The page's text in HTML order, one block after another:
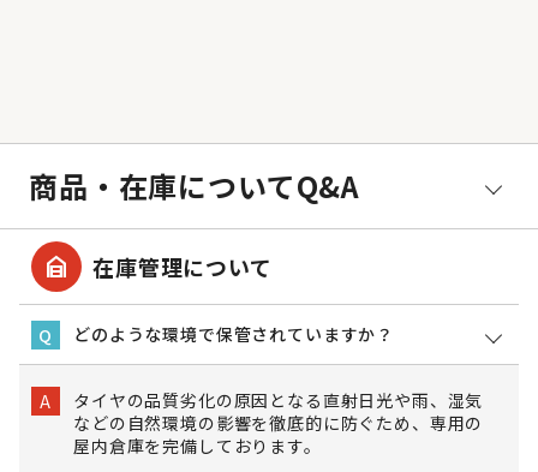
商品・在庫についてQ&A
garage_home 在庫管理について
Q どのような環境で保管されていますか？
A
タイヤの品質劣化の原因となる直射日光や雨、湿気
などの自然環境の影響を徹底的に防ぐため、専用の
屋内倉庫を完備しております。